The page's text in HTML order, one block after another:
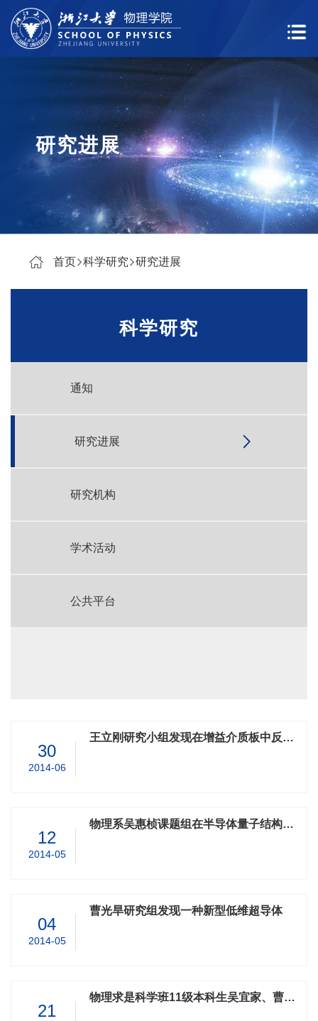
研究进展
首页 科学研究 研究进展
科学研究
通知
研究进展
研究机构
学术活动
公共平台
30
2014-06
王立刚研究小组发现在增益介质板中反直觉色散效应，其研究成果发表在美国物理评论快报(Phys. Rev. Lett.)上
12
2014-05
物理系吴惠桢课题组在半导体量子结构的光、电特性研究取得新进展
04
2014-05
曹光旱研究组发现一种新型低维超导体
21
物理求是科学班11级本科生吴宜家、曹世民有关衍射光阑的逆向新型设计及演示成果发表在Optics Letters上